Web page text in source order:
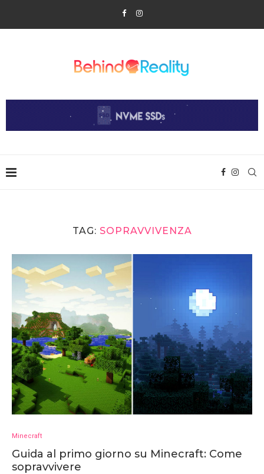
TAG: SOPRAVVIVENZA
Minecraft
Guida al primo giorno su Minecraft: Come
sopravvivere